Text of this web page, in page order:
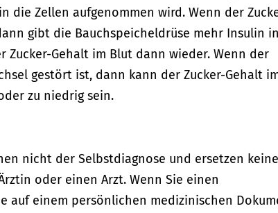
die Zellen aufgenommen wird. Wenn der
gibt die Bauchspeicheldrüse mehr Insulin
Zucker-Gehalt im Blut dann wieder. Wenn der
gestört ist, dann kann der Zucker-Gehalt
zu niedrig sein.
nicht der Selbstdiagnose und ersetzen
oder einen Arzt. Wenn Sie einen
auf einem persönlichen medizinischen